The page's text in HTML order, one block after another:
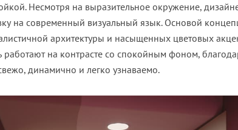
Несмотря на выразительное окружение,
на современный визуальный язык. Основой
архитектуры и насыщенных цветовых
работают на контрасте со спокойным фоном,
динамично и легко узнаваемо.